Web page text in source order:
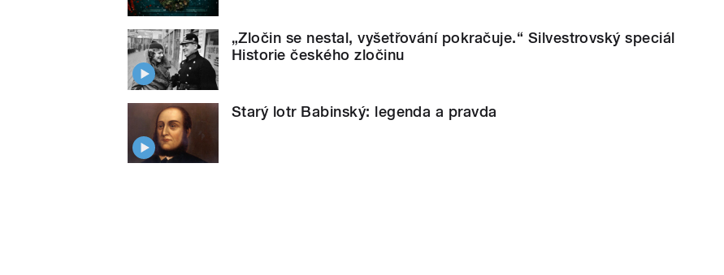
„Zločin se nestal, vyšetřování pokračuje.“ Silvestrovský speciál
Historie českého zločinu
Starý lotr Babinský: legenda a pravda